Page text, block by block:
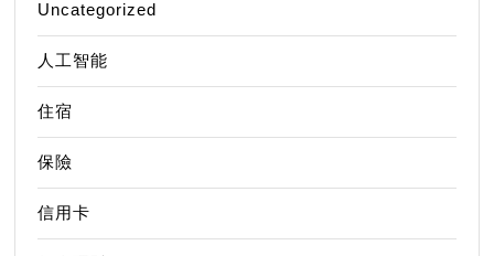
Uncategorized
人工智能
住宿
保險
信用卡